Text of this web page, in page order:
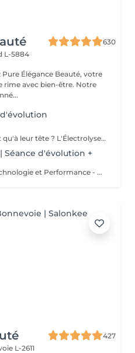
630
L-5884
Élégance Beauté, votre
rime avec bien-être. Notre
Marre de ces poils qui n'en font qu'à leur tête ? L'Électrolyse est l'unique méthode reconnue comme 100% définitive, poil par poil. Elle neutralise tout, même les poils blonds, blancs ou ceux que le laser a ratés. C'est précis, c'est permanent. Le prix s'ajuste à la minute : vous ne payez que le temps vraiment nécessaire.
Séance d'évolution +
Laser AURASKIN ICE GOLD Technologie et Performance - multi- longueurs d'onde - tous les phototypes de peau - efficacité - durabilité - confort du traitement extrême - moins de douleurs grâce à son system de refroidissement très performant
427
L-2611